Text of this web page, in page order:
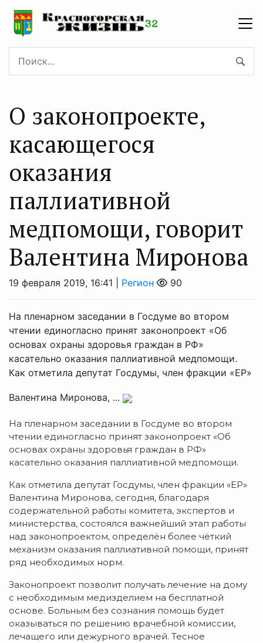
О законопроекте,
касающегося
оказания
паллиативной
медпомощи, говорит
Валентина Миронова
19 февраля 2019, 16:41 | Регион 90
На пленарном заседании в Госдуме во втором
чтении единогласно принят законопроект «Об
основах охраны здоровья граждан в РФ»
касательно оказания паллиативной медпомощи.
Как отметила депутат Госдумы, член фракции «ЕР»
Валентина Миронова, ...
На пленарном заседании в Госдуме во втором
чтении единогласно принят законопроект «Об
основах охраны здоровья граждан в РФ»
касательно оказания паллиативной медпомощи.
Как отметила депутат Госдумы, член фракции «ЕР»
Валентина Миронова, сегодня, благодаря
содержательной работы комитета, экспертов и
министерства, состоялся важнейший этап работы
над законопроектом, определён более чёткий
механизм оказания паллиативной помощи, принят
ряд необходимых норм.
Законопроект позволит получать лечение на дому
с необходимым медизделием на бесплатной
основе. Больным без сознания помощь будет
оказываться по решению врачебной комиссии,
лечащего или дежурного врачей. Тесное